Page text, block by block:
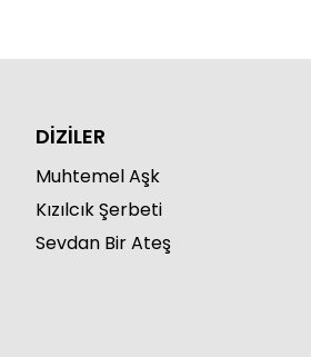
DİZİLER
Muhtemel Aşk
Kızılcık Şerbeti
Sevdan Bir Ateş